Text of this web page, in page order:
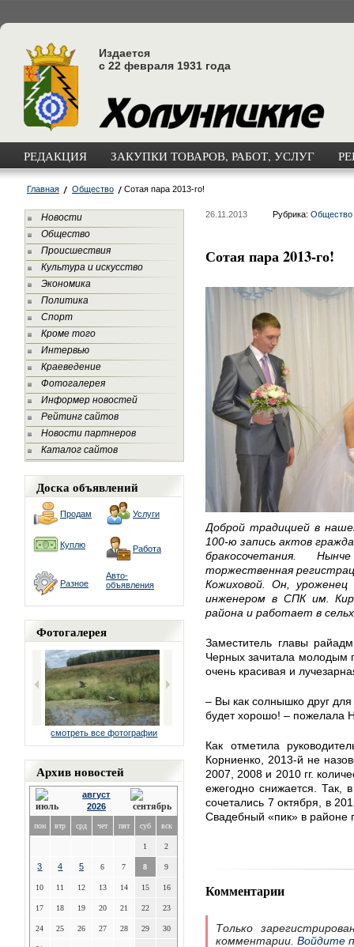
Издается
с 22 февраля 1931 года
РЕДАКЦИЯ ЗАКУПКИ ТОВАРОВ, РАБОТ, УСЛУГ
Главная Общество Сотая пара 2013-го!
Новости
Общество
Происшествия
Культура и искусство
Экономика
Политика
Спорт
Кроме того
Интервью
Краеведение
Фотогалерея
Информер новостей
Рейтинг сайтов
Новости партнеров
Каталог сайтов
Доска объявлений
Продам Услуги
Куплю Работа
Разное
Авто-
объявления
Фотогалерея
смотреть все фотографии
Архив новостей
август
2026
пон втр срд чет пят суб вск
1 2
3 4 5 6 7 8 9
10 11 12 13 14 15 16
17 18 19 20 21 22 23
24 25 26 27 28 29 30
26.11.2013 Рубрика: Общество
Сотая пара 2013-го!
Доброй традицией в
100-ю запись актов
бракосочетания.
торжественная
Кожиховой. Он,
инженером в СПК им.
района и работает в
Заместитель главы
Черных зачитала молодым
очень красивая и
– Вы как солнышко друг
будет хорошо! – пожелала
Как отметила
Корниенко, 2013-й не
2007, 2008 и 2010 гг.
ежегодно снижается.
сочетались 7 октября, в
Свадебный «пик» в районе
Комментарии
Только
комментарии. Войдите